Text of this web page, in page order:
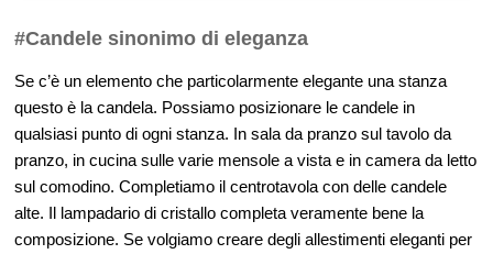
#Candele sinonimo di eleganza
Se c’è un elemento che particolarmente elegante una stanza
questo è la candela. Possiamo posizionare le candele in
qualsiasi punto di ogni stanza. In sala da pranzo sul tavolo da
pranzo, in cucina sulle varie mensole a vista e in camera da letto
sul comodino. Completiamo il centrotavola con delle candele
alte. Il lampadario di cristallo completa veramente bene la
composizione. Se volgiamo creare degli allestimenti eleganti per